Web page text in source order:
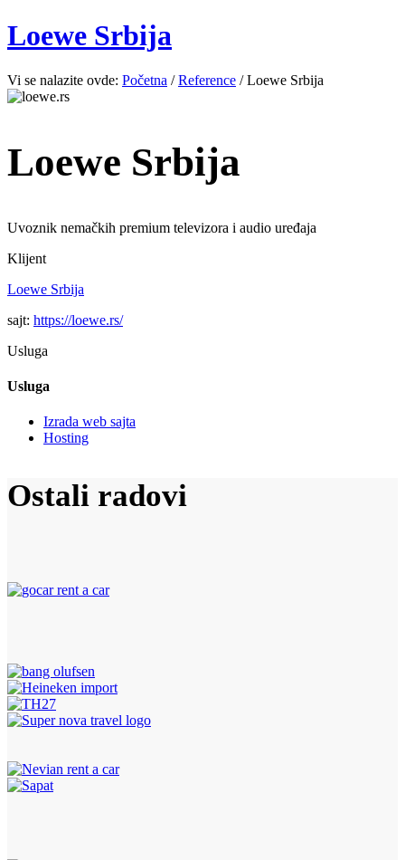
Loewe Srbija
Vi se nalazite ovde: Početna / Reference / Loewe Srbija
Loewe Srbija
Uvoznik nemačkih premium televizora i audio uređaja
Klijent
Loewe Srbija
sajt: https://loewe.rs/
Usluga
Usluga
Izrada web sajta
Hosting
Ostali radovi